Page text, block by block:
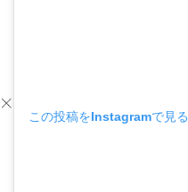
この投稿をInstagramで見る